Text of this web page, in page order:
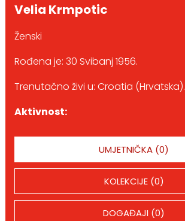
Velia Krmpotic
Ženski
Rođena je: 30 Svibanj 1956.
Trenutačno živi u: Croatia (Hrvatska).
Aktivnost:
UMJETNIČKA (0)
KOLEKCIJE (0)
DOGAĐAJI (0)